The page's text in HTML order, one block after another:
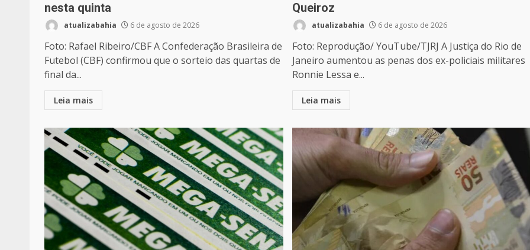
nesta quinta
atualizabahia 6 de agosto de 2026
Foto: Rafael Ribeiro/CBF A Confederação Brasileira de
Futebol (CBF) confirmou que o sorteio das quartas de
final da...
Leia mais
Queiroz
atualizabahia 6 de agosto de 2026
Foto: Reprodução/ YouTube/TJRJ A Justiça do Rio de
Janeiro aumentou as penas dos ex-policiais militares
Ronnie Lessa e...
Leia mais